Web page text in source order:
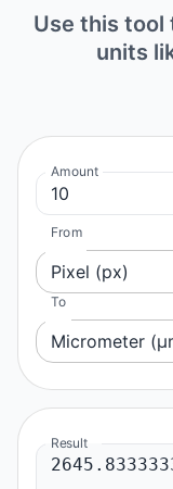
Use this
units
Amount
From
Pixel (px)
To
Micrometer
Result